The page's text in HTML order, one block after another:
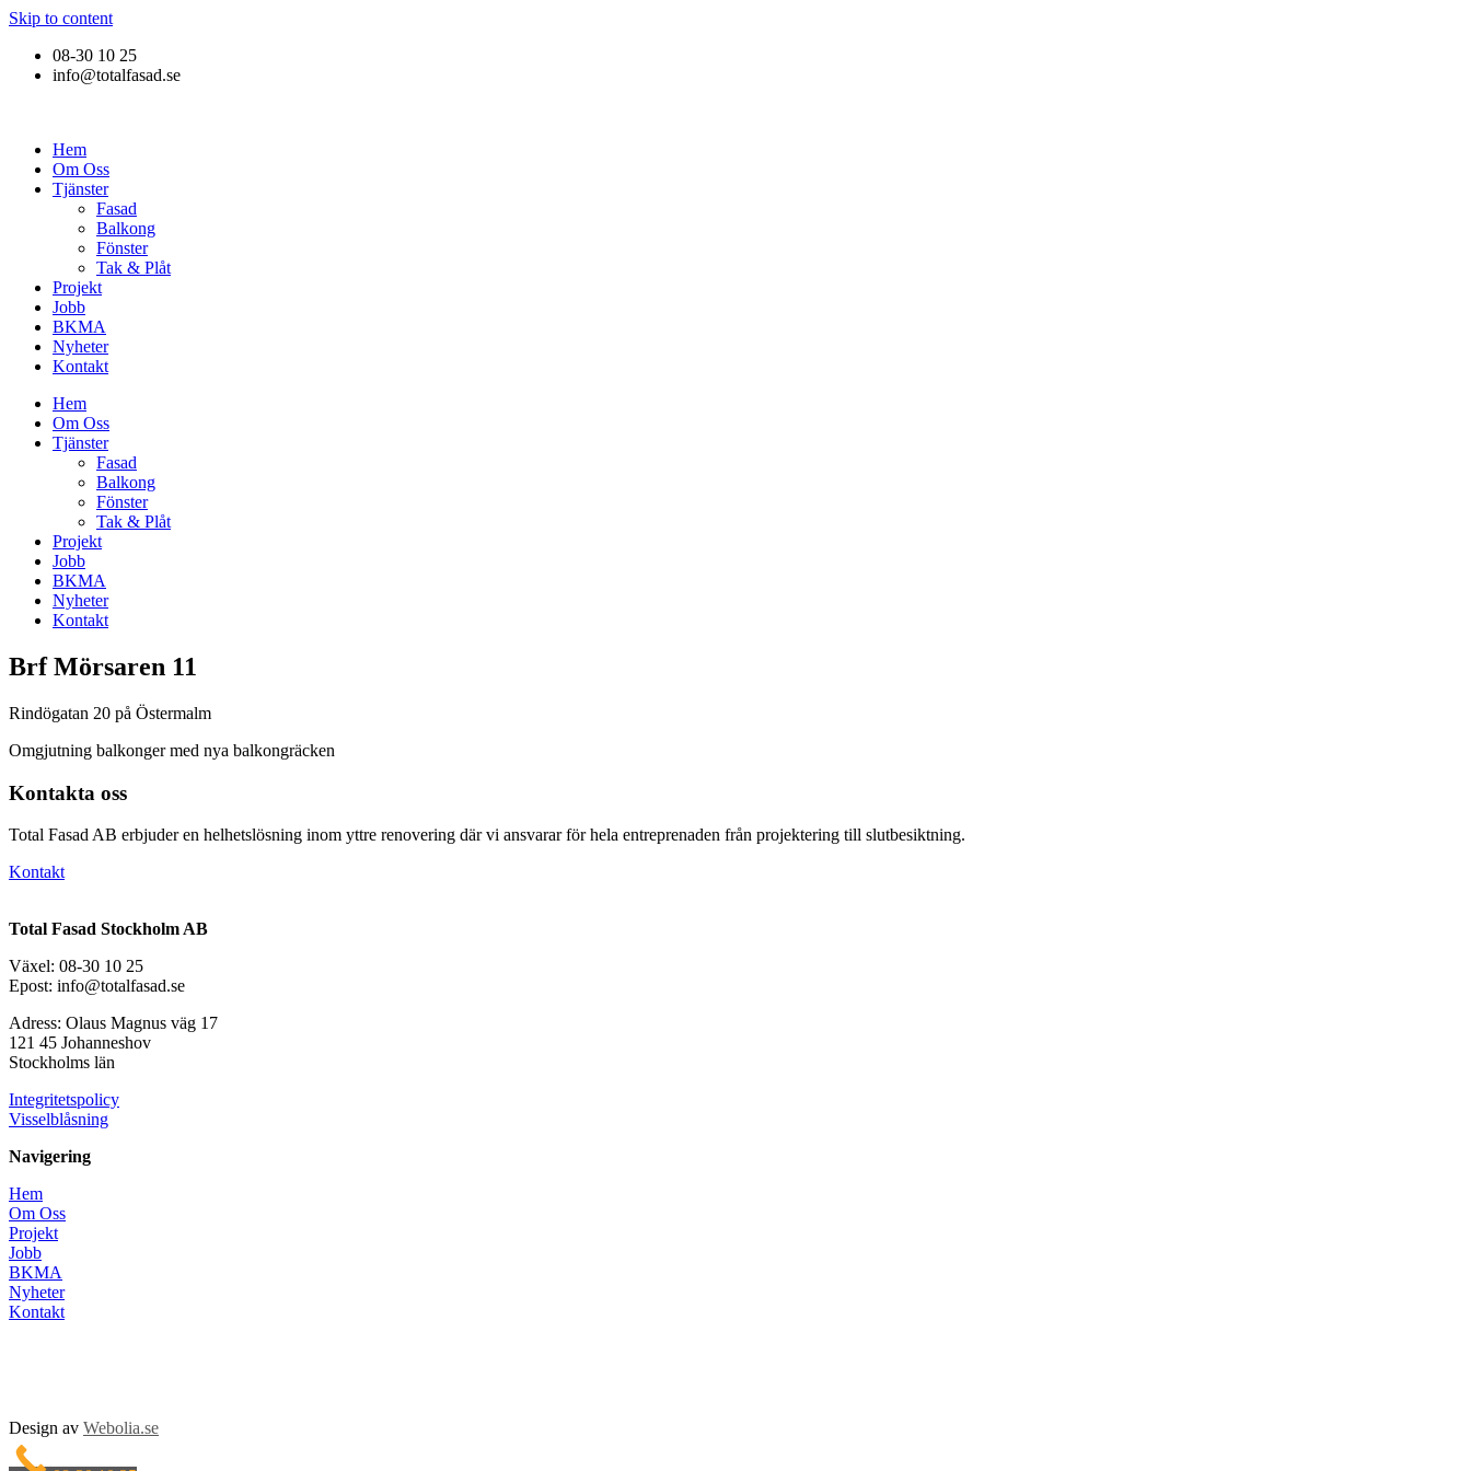
Skip to content
08-30 10 25
info@totalfasad.se
Hem
Om Oss
Tjänster
Fasad
Balkong
Fönster
Tak & Plåt
Projekt
Jobb
BKMA
Nyheter
Kontakt
Hem
Om Oss
Tjänster
Fasad
Balkong
Fönster
Tak & Plåt
Projekt
Jobb
BKMA
Nyheter
Kontakt
Brf Mörsaren 11
Rindögatan 20 på Östermalm
Omgjutning balkonger med nya balkongräcken
Kontakta oss
Total Fasad AB erbjuder en helhetslösning inom yttre renovering där vi ansvarar för hela entreprenaden från projektering till slutbesiktning.
Kontakt
Total Fasad Stockholm AB
Växel: 08-30 10 25
Epost: info@totalfasad.se
Adress: Olaus Magnus väg 17
121 45 Johanneshov
Stockholms län
Integritetspolicy
Visselblåsning
Navigering
Hem
Om Oss
Projekt
Jobb
BKMA
Nyheter
Kontakt
Design av Webolia.se